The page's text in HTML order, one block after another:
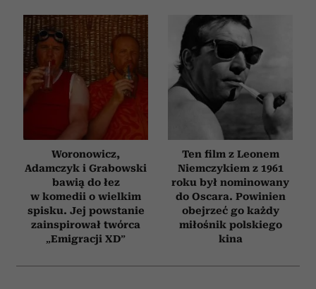
Woronowicz,
Adamczyk i Grabowski
bawią do łez
w komedii o wielkim
spisku. Jej powstanie
zainspirował twórca
„Emigracji XD”
Ten film z Leonem
Niemczykiem z 1961
roku był nominowany
do Oscara. Powinien
obejrzeć go każdy
miłośnik polskiego
kina